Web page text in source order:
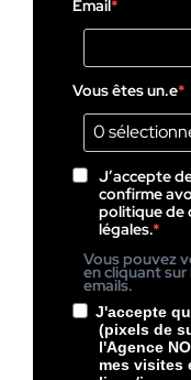
Email
Vous êtes un.e
0
J’accepte
confirme
politique de
légales.
Vous pouvez
en cliquant
emails.
J'accepte
(pixels de
l'Agence
mes visites